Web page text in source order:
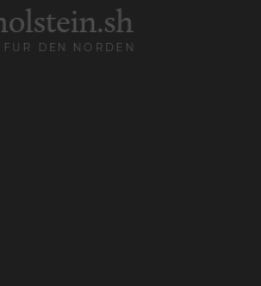
DEN NORDEN